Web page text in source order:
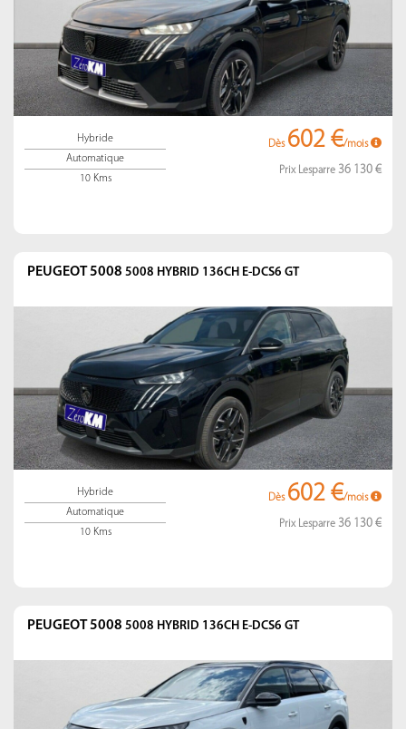
Hybride
Automatique
10 Kms
Dès 602 €/mois
Prix Lesparre 36 130 €
PEUGEOT 5008 5008 HYBRID 136CH E-DCS6 GT
Hybride
Automatique
10 Kms
Dès 602 €/mois
Prix Lesparre 36 130 €
PEUGEOT 5008 5008 HYBRID 136CH E-DCS6 GT